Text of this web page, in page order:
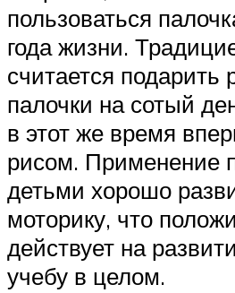
пользоваться
года жизни.
считается подарить
палочки на сотый
в этот же время
рисом. Применение
детьми хорошо
моторику, что
действует на
учебу в целом.